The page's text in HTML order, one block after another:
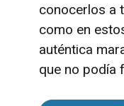
conocerlos a
como en
auténtica
que no podía